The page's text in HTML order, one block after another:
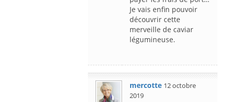
Je vais enfin pouvoir
découvrir cette
merveille de caviar
légumineuse.
mercotte 12 octobre
2019